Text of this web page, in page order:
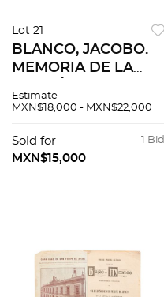
Lot 21
BLANCO, JACOBO.
MEMORIA DE LA
DE LA COMISIÓN
LÍMITES ENTRE
MÉXICO Y LOS E.U.A.
Estimate
MXN$18,000 - MXN$22,000
1 Bid
Sold for
MXN$15,000